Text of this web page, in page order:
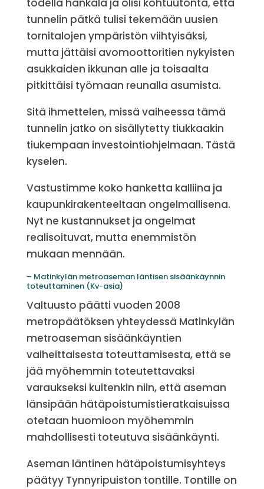
todella hankala ja olisi kohtuutonta, että
tunnelin pätkä tulisi tekemään uusien
tornitalojen ympäristön viihtyisäksi,
mutta jättäisi avomoottoritien nykyisten
asukkaiden ikkunan alle ja toisaalta
pitkittäisi työmaan reunalla asumista.
Sitä ihmettelen, missä vaiheessa tämä
tunnelin jatko on sisällytetty tiukkaakin
tiukempaan investointiohjelmaan. Tästä
kyselen.
Vastustimme koko hanketta kalliina ja
kaupunkirakenteeltaan ongelmallisena.
Nyt ne kustannukset ja ongelmat
realisoituvat, mutta enemmistön
mukaan mennään.
– Matinkylän metroaseman läntisen sisäänkäynnin
toteuttaminen (Kv-asia)
Valtuusto päätti vuoden 2008
metropäätöksen yhteydessä Matinkylän
metroaseman sisäänkäyntien
vaiheittaisesta toteuttamisesta, että se
jää myöhemmin toteutettavaksi
varaukseksi kuitenkin niin, että aseman
länsipään hätäpoistumistieratkaisuissa
otetaan huomioon myöhemmin
mahdollisesti toteutuva sisäänkäynti.
Aseman läntinen hätäpoistumisyhteys
päätyy Tynnyripuiston tontille. Tontille on